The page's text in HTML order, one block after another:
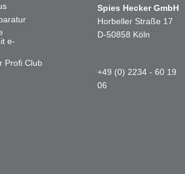
e-
Profi Club
Spies Hecker GmbH
Horbeller Straße 17
D-50858 Köln
+49 (0) 2234 - 60 19
06